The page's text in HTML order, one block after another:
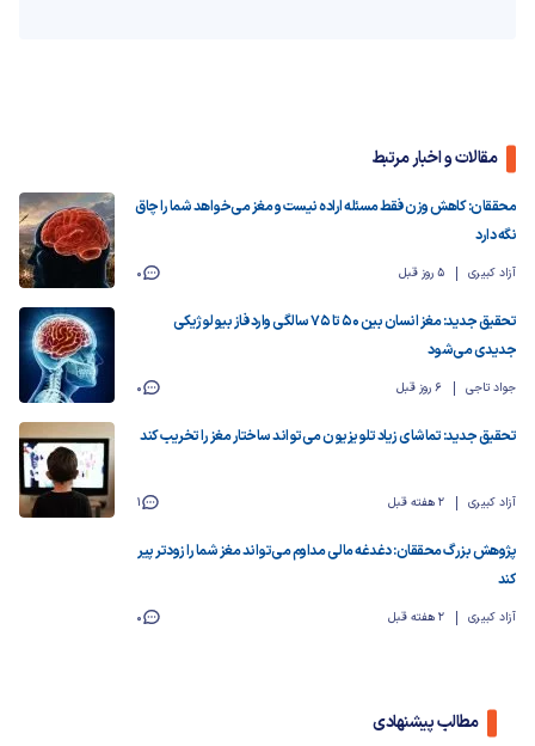
مقالات و اخبار مرتبط
محققان: کاهش وزن فقط مسئله اراده نیست و مغز می‌خواهد شما را چاق
نگه دارد
آزاد کبیری 5 روز قبل 0
تحقیق جدید: مغز انسان بین ۵۰ تا ۷۵ سالگی وارد فاز بیولوژیکی
جدیدی می‌شود
جواد تاجی 6 روز قبل 0
تحقیق جدید: تماشای زیاد تلویزیون می‌تواند ساختار مغز را تخریب کند
آزاد کبیری 2 هفته قبل 1
پژوهش بزرگ محققان: دغدغه مالی مداوم می‌تواند مغز شما را زودتر پیر
کند
آزاد کبیری 2 هفته قبل 0
مطالب پیشنهادی